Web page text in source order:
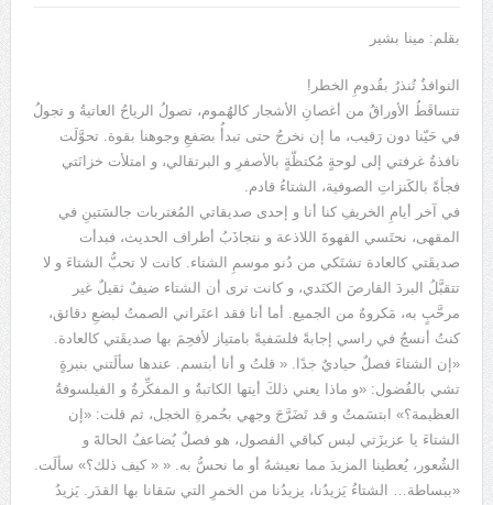
بقلم: مينا بشير
النوافذُ تُنذرُ بقُدومِ الخطر!
تتساقَطُ الأوراقُ من أغصانِ الأشجار كالهُموم، تصولُ الرياحُ العاتيةُ و تجولُ
في حَيّنا دون رَقيب، ما إن نخرجُ حتى تبدأُ بصَفعِ وجوهنا بقوة. تحوَّلَت
نافذةُ غرفتي إلى لوحةٍ مُكتظّةٍ بالأصفرِ و البرتقالي، و امتلأت خزانَتي
فجأةً بالكَنزاتِ الصوفية، الشتاءُ قادم.
في آخر أيامِ الخريفِ كنا أنا و إحدى صديقاتي المُغتربات جالسَتينِ في
المقهى، نحتَسي القهوةَ اللاذعة و نتجاذَبُ أطراف الحديث، فبدأت
صديقَتي كالعادة تشتَكي من دُنو موسمِ الشتاء. كانت لا تحبُّ الشتاءَ و لا
تتقبَّلُ البردَ القارصَ الكنَدي، و كانت ترى أن الشتاء ضيفٌ ثقيلٌ غير
مرحَّبٍ به، مَكروهٌ من الجميع. أما أنا فقد اعتَراني الصمتُ لبضعِ دقائق،
كنتُ أنسجُ في راسي إجابةً فلسَفيةً بامتياز لأفحِمَ بها صديقَتي كالعادة.
«إن الشتاءَ فصلٌ حياديٌ جدًا. « قلتُ و أنا أبتسم. عندها سألَتني بنبرةٍ
تشي بالفُضول: «و ماذا يعني ذلكَ أيتها الكاتبةُ و المفكِّرةُ و الفيلسوفةُ
العظيمة؟» ابتسَمتُ و قد تَضَرَّجَ وجهي بحُمرةِ الخجل، ثم قلت: «إن
الشتاءَ يا عزيزَتي ليس كباقي الفصول، هو فصلٌ يُضاعفُ الحالةَ و
الشُعور، يُعطينا المزيدَ مما نعيشهُ أو ما نحسُّ به. « « كيف ذلك؟» سألَت.
«ببساطة… الشتاءُ يَزيدُنا، يزيدُنا من الخمرِ التي سَقانا بها القدَر. يَزيدُ